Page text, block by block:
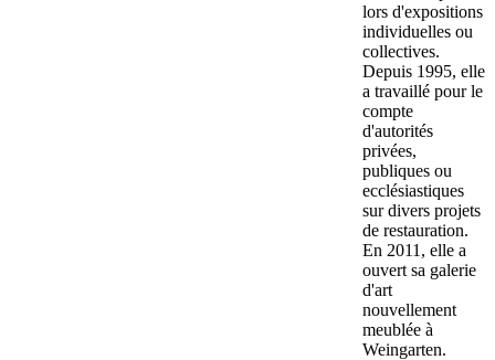
lors d'expositions
individuelles ou
collectives.
Depuis 1995, elle
a travaillé pour le
compte
d'autorités
privées,
publiques ou
ecclésiastiques
sur divers projets
de restauration.
En 2011, elle a
ouvert sa galerie
d'art
nouvellement
meublée à
Weingarten.